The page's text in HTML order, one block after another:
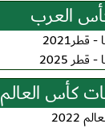
العرب
2025
كأس العالم